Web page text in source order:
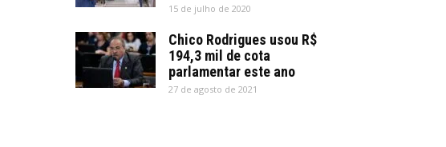
15 de julho de 2020
Chico Rodrigues usou R$
194,3 mil de cota
parlamentar este ano
27 de agosto de 2021